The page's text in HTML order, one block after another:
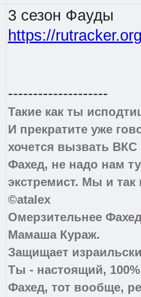
3 сезон Фауды
https://
--------------------
Такие как ты
И прекратите уже
хочется вызвать
Фахед, не надо нам
экстремист. Мы и
©atalex
Омерзительнее
Мамаша Кураж.
Защищает
Ты - настоящий,
Фахед, тот вообще,